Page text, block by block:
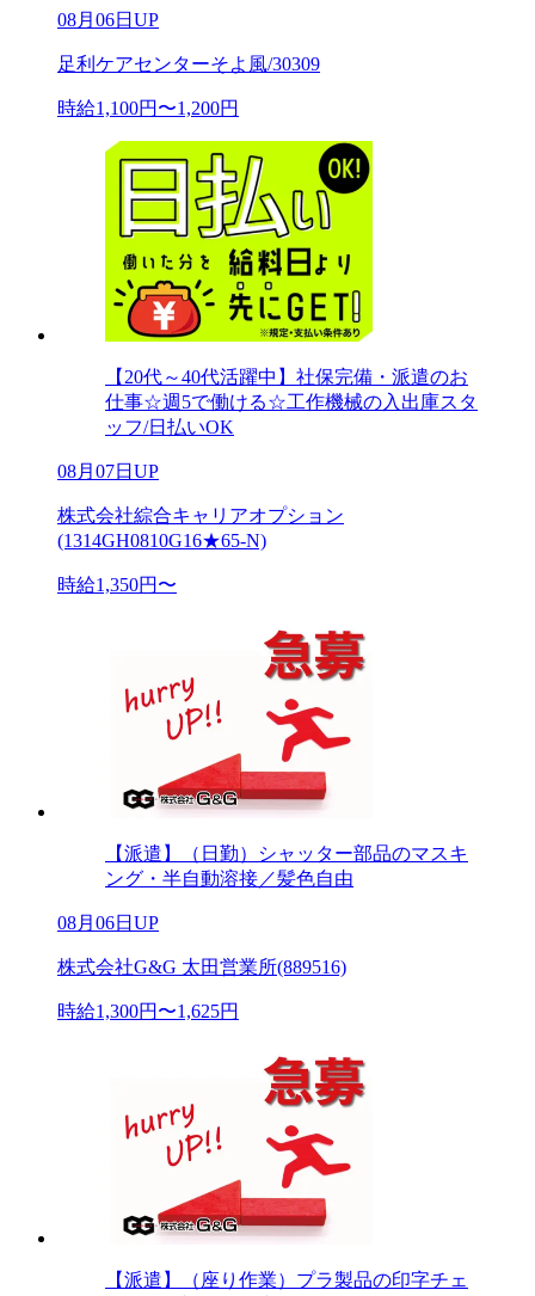
08月06日UP
足利ケアセンターそよ風/30309
時給1,100円〜1,200円
【20代～40代活躍中】社保完備・派遣のお
仕事☆週5で働ける☆工作機械の入出庫スタ
ッフ/日払いOK
08月07日UP
株式会社綜合キャリアオプション
(1314GH0810G16★65-N)
時給1,350円〜
【派遣】（日勤）シャッター部品のマスキ
ング・半自動溶接／髪色自由
08月06日UP
株式会社G&G 太田営業所(889516)
時給1,300円〜1,625円
【派遣】（座り作業）プラ製品の印字チェ